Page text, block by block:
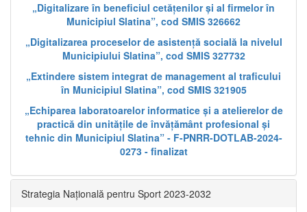
„Digitalizare în beneficiul cetățenilor și al firmelor în
Municipiul Slatina”, cod SMIS 326662
„Digitalizarea proceselor de asistență socială la nivelul
Municipiului Slatina”, cod SMIS 327732
„Extindere sistem integrat de management al traficului
în Municipiul Slatina”, cod SMIS 321905
„Echiparea laboratoarelor informatice și a atelierelor de
practică din unitățile de învățământ profesional și
tehnic din Municipiul Slatina” - F-PNRR-DOTLAB-2024-
0273 - finalizat
Strategia Națională pentru Sport 2023-2032